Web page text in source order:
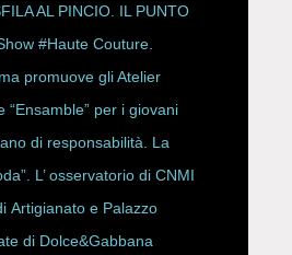
AL PINCIO. IL PUNTO
ONORATO E
#Haute Couture.
promuove gli Atelier
“Ensamble” per i giovani
di responsabilità. La
L’ osservatorio di CNMI
Artigianato e Palazzo
di Dolce&Gabbana